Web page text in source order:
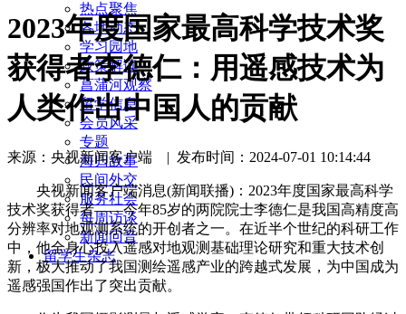
热点聚焦
各地动态
学习园地
政策解读
菖蒲河观察
留学信息
会员风采
专题
海归故事
民间外交
服务社会
每周访谈
新闻回音
留学生杂志
2023年度国家最高科学技术奖
获得者李德仁：用遥感技术为
人类作出中国人的贡献
来源：央视新闻客户端 | 发布时间：2024-07-01 10:14:44
央视新闻客户端消息(新闻联播)：2023年度国家最高科学
技术奖获得者——今年85岁的两院院士李德仁是我国高精度高
分辨率对地观测系统的开创者之一。在近半个世纪的科研工作
中，他全身心投入遥感对地观测基础理论研究和重大技术创
新，极大推动了我国测绘遥感产业的跨越式发展，为中国成为
遥感强国作出了突出贡献。